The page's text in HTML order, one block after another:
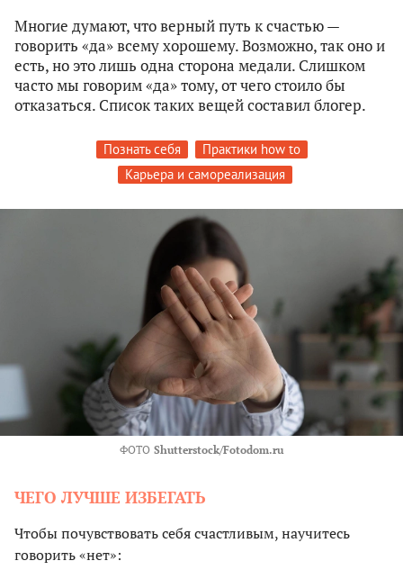
Многие думают, что верный путь к счастью —
говорить «да» всему хорошему. Возможно, так оно и
есть, но это лишь одна сторона медали. Слишком
часто мы говорим «да» тому, от чего стоило бы
отказаться. Список таких вещей составил блогер.
Познать себя
Практики how to
Карьера и самореализация
ФОТО Shutterstock/Fotodom.ru
ЧЕГО ЛУЧШЕ ИЗБЕГАТЬ
Чтобы почувствовать себя счастливым, научитесь
говорить «нет»: